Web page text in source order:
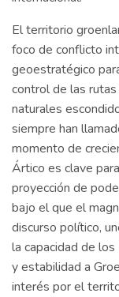
El territorio
foco de conflicto
geoestratégico
control de las
naturales
siempre han
momento de
Ártico es clave
proyección de
bajo el que el
discurso político,
la capacidad de
y estabilidad a
interés por el